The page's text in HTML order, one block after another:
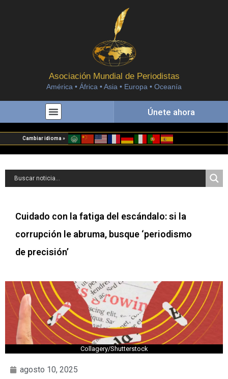
Asociación Mundial de Periodistas
América • África • Asia • Europa • Oceanía
Únete ahora
Cambiar idioma »
Cuidado con la fatiga del escándalo: si la
corrupción le abruma, busque ‘periodismo
de precisión’
Collagery/Shutterstock
agosto 10, 2025